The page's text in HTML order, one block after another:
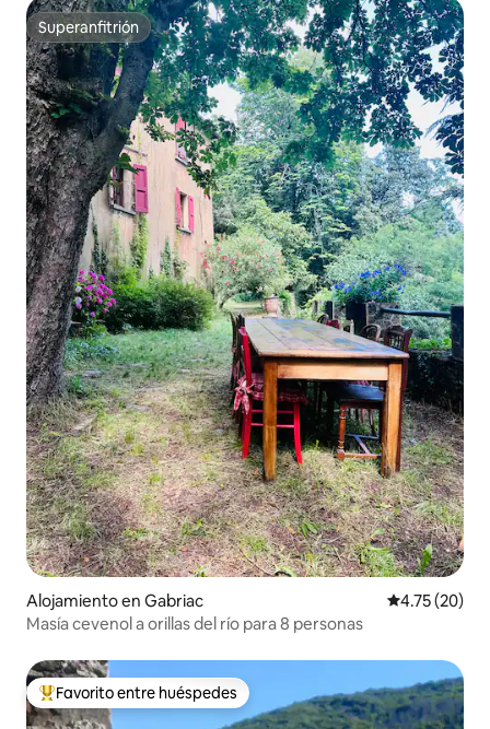
Superanfitrión
Superanfitrión
Alojamiento en Gabriac Calificación
4.75 (20)
Masía cevenol a orillas del río para 8 personas
Favorito entre huéspedes preferido
Favorito entre huéspedes